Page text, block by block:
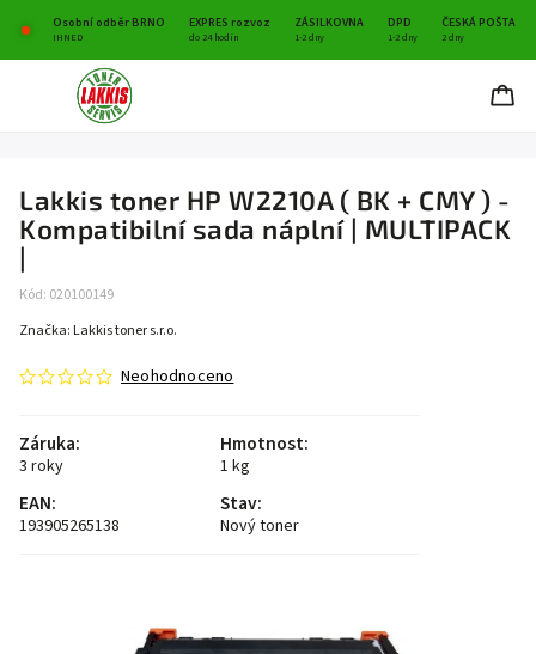
Osobní odběr BRNO EXPRES rozvoz ZÁSILKOVNA DPD ČESKÁ POŠTA
IHNED do 24 hodin 1-2 dny 1-2 dny 2 dny
Lakkis toner HP W2210A ( BK + CMY ) -
Kompatibilní sada náplní | MULTIPACK
|
Kód: 020100149
Neohodnoceno
Záruka:
3 roky
Hmotnost:
1 kg
EAN:
193905265138
Stav:
Nový toner
Značka: Lakkis toner s.r.o.